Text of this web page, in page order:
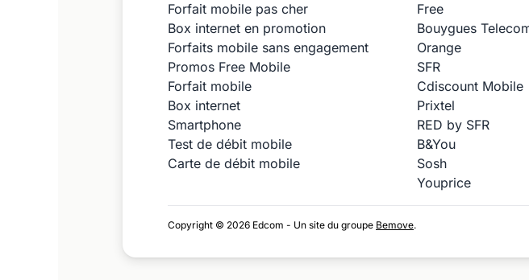
Forfait mobile pas cher
Box internet en promotion
Forfaits mobile sans engagement
Promos Free Mobile
Forfait mobile
Box internet
Smartphone
Test de débit mobile
Carte de débit mobile
Free
Bouygues
Orange
SFR
Cdiscount Mobile
Prixtel
RED by SFR
B&You
Sosh
Youprice
Copyright © 2026 Edcom - Un site du groupe Bemove.